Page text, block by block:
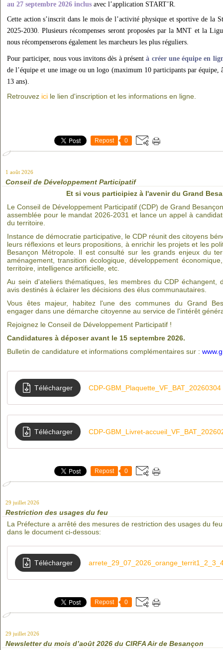
au 27 septembre 2026 inclus avec l’application START’R.
Cette action s’inscrit dans le mois de l’activité physique et sportive de la
2025-2030. Plusieurs récompenses seront proposées par la MNT et la
nous récompenserons également les marcheurs les plus réguliers.
Pour participer, nous vous invitons dès à présentà créer une équipe en
de l’équipe et une image ou un logo (maximum 10 participants par équipe,
13 ans).
Retrouvez ici le lien d'inscription et les informations en ligne.
Repost 0
1 août 2026
Conseil de Développement Participatif
Et si vous participiez à l'avenir du Grand
Le Conseil de Développement Participatif (CDP) de Grand
assemblée pour le mandat 2026-2031 et lance un appel à
du territoire.
Instance de démocratie participative, le CDP réunit des citoyens
leurs réflexions et leurs propositions, à enrichir les projets et les
Besançon Métropole. Il est consulté sur les grands enjeux du
aménagement, transition écologique, développement
territoire, intelligence artificielle, etc.
Au sein d'ateliers thématiques, les membres du CDP échangent,
avis destinés à éclairer les décisions des élus communautaires.
Vous êtes majeur, habitez l'une des communes du Grand
engager dans une démarche citoyenne au service de l'intérêt
Rejoignez le Conseil de Développement Participatif !
Candidatures à déposer avant le 15 septembre 2026.
Bulletin de candidature et informations complémentaires sur :
Télécharger CDP-GBM_Plaquette_VF_BAT_20260304
Télécharger CDP-GBM_Livret-
Repost 0
29 juillet 2026
Restriction des usages du feu
La Préfecture a arrêté des mesures de restriction des usages du
dans le document ci-dessous:
Télécharger
Repost 0
29 juillet 2026
Newsletter du mois d’août 2026 du CIRFA Air de Besançon